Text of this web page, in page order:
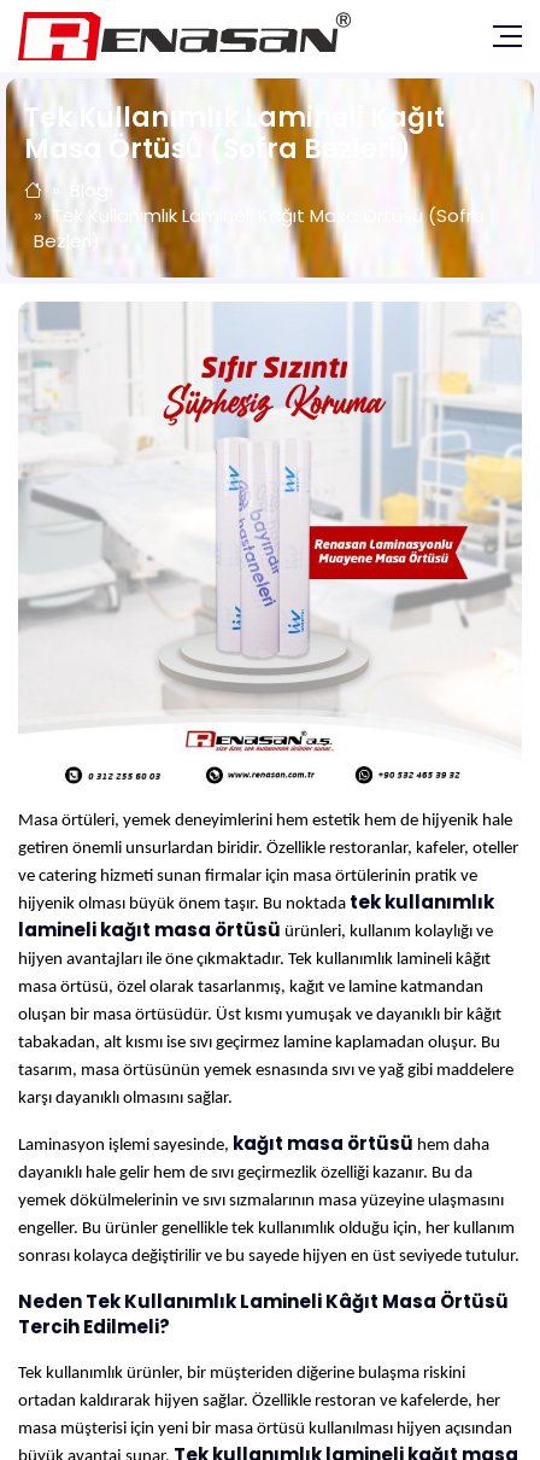
Tek Kullanımlık Lamineli Kağıt
Masa Örtüsü (Sofra Bezleri)
Tek Kullanımlık Lamineli Kağıt Masa Örtüsü (Sofra
Bezleri)
Masa örtüleri, yemek deneyimlerini hem estetik hem de hijyenik hale
getiren önemli unsurlardan biridir. Özellikle restoranlar, kafeler, oteller
ve catering hizmeti sunan firmalar için masa örtülerinin pratik ve
hijyenik olması büyük önem taşır. Bu noktada tek kullanımlık
lamineli kağıt masa örtüsü ürünleri, kullanım kolaylığı ve
hijyen avantajları ile öne çıkmaktadır. Tek kullanımlık lamineli kâğıt
masa örtüsü, özel olarak tasarlanmış, kağıt ve lamine katmandan
oluşan bir masa örtüsüdür. Üst kısmı yumuşak ve dayanıklı bir kâğıt
tabakadan, alt kısmı ise sıvı geçirmez lamine kaplamadan oluşur. Bu
tasarım, masa örtüsünün yemek esnasında sıvı ve yağ gibi maddelere
karşı dayanıklı olmasını sağlar.
Laminasyon işlemi sayesinde, kağıt masa örtüsü hem daha
dayanıklı hale gelir hem de sıvı geçirmezlik özelliği kazanır. Bu da
yemek dökülmelerinin ve sıvı sızmalarının masa yüzeyine ulaşmasını
engeller. Bu ürünler genellikle tek kullanımlık olduğu için, her kullanım
sonrası kolayca değiştirilir ve bu sayede hijyen en üst seviyede tutulur.
Neden Tek Kullanımlık Lamineli Kâğıt Masa Örtüsü
Tercih Edilmeli?
Tek kullanımlık ürünler, bir müşteriden diğerine bulaşma riskini
ortadan kaldırarak hijyen sağlar. Özellikle restoran ve kafelerde, her
masa müşterisi için yeni bir masa örtüsü kullanılması hijyen açısından
Tek kullanımlık lamineli kağıt masa